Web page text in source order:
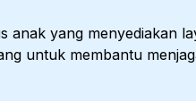
anak yang menyediakan
untuk membantu